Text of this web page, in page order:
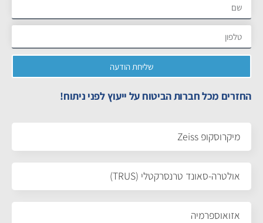
שליחת הודעה
החזרים מכל חברות הביטוח על ייעוץ לפני ניתוח!
מיקרוסקופ Zeiss
אולטרה-סאונד טרנסרקטלי (TRUS)
אזואוספרמיה